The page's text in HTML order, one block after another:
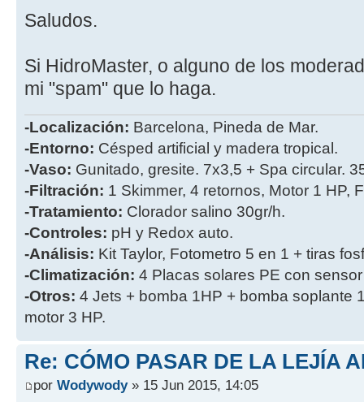
Saludos.
Si HidroMaster, o alguno de los
mi "spam" que lo haga.
-Localización: Barcelona, Pineda de Mar.
-Entorno: Césped artificial y madera tropical.
-Vaso: Gunitado, gresite. 7x3,5 + Spa circular.
-Filtración: 1 Skimmer, 4 retornos, Motor 1 HP,
-Tratamiento: Clorador salino 30gr/h.
-Controles: pH y Redox auto.
-Análisis: Kit Taylor, Fotometro 5 en 1 + tiras
-Climatización: 4 Placas solares PE con
-Otros: 4 Jets + bomba 1HP + bomba soplante
motor 3 HP.
Re: CÓMO PASAR DE LA LEJÍA
por Wodywody» 15 Jun 2015, 14:05